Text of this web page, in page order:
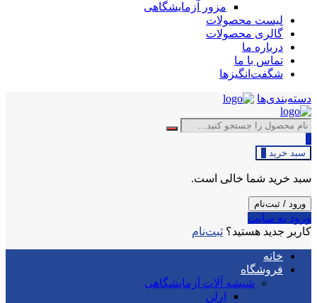
مزور آزمایشگاهی
لیست محصولات
گالری محصولات
درباره ما
تماس با ما
شگفت‌انگیزها
دسته‌بندی‌ها
0
سبد خرید
سبد خرید شما خالی است.
ورود / ثبت‌نام
ورود به سایت
کاربر جدید هستید؟ ثبت‌نام
خانه
فروشگاه
شیشه آلات آزمایشگاهی
ارلن